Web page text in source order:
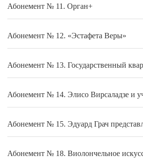
Абонемент № 11. Орган+
Абонемент № 12. «Эстафета Веры»
Абонемент № 13. Государственный
Абонемент № 14. Элисо Вирсаладзе и
Абонемент № 15. Эдуард Грач
Абонемент № 18. Виолончельное